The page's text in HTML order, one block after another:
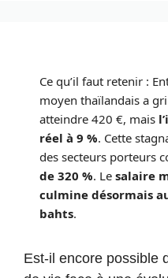
Ce qu’il faut retenir :
moyen thaïlandais a
atteindre 420 €, mais
réel à 9 %. Cette
des secteurs porteurs
de 320 %. Le salaire
culmine désormais
bahts.
Est-il encore possible